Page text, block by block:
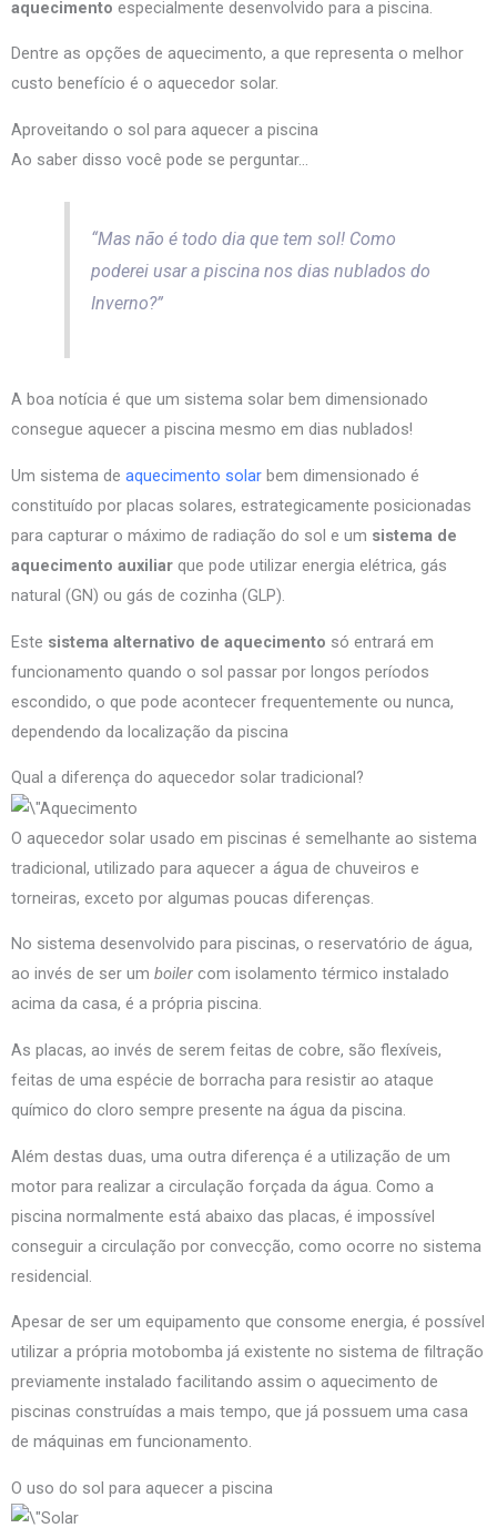
aquecimento especialmente desenvolvido para a piscina.
Dentre as opções de aquecimento, a que representa o melhor
custo benefício é o aquecedor solar.
Aproveitando o sol para aquecer a piscina
Ao saber disso você pode se perguntar…
“Mas não é todo dia que tem sol! Como
poderei usar a piscina nos dias nublados do
Inverno?”
A boa notícia é que um sistema solar bem dimensionado
consegue aquecer a piscina mesmo em dias nublados!
Um sistema de aquecimento solar bem dimensionado é
constituído por placas solares, estrategicamente posicionadas
para capturar o máximo de radiação do sol e um sistema de
aquecimento auxiliar que pode utilizar energia elétrica, gás
natural (GN) ou gás de cozinha (GLP).
Este sistema alternativo de aquecimento só entrará em
funcionamento quando o sol passar por longos períodos
escondido, o que pode acontecer frequentemente ou nunca,
dependendo da localização da piscina
Qual a diferença do aquecedor solar tradicional?
O aquecedor solar usado em piscinas é semelhante ao sistema
tradicional, utilizado para aquecer a água de chuveiros e
torneiras, exceto por algumas poucas diferenças.
No sistema desenvolvido para piscinas, o reservatório de água,
ao invés de ser um boiler com isolamento térmico instalado
acima da casa, é a própria piscina.
As placas, ao invés de serem feitas de cobre, são flexíveis,
feitas de uma espécie de borracha para resistir ao ataque
químico do cloro sempre presente na água da piscina.
Além destas duas, uma outra diferença é a utilização de um
motor para realizar a circulação forçada da água. Como a
piscina normalmente está abaixo das placas, é impossível
conseguir a circulação por convecção, como ocorre no sistema
residencial.
Apesar de ser um equipamento que consome energia, é possível
utilizar a própria motobomba já existente no sistema de filtração
previamente instalado facilitando assim o aquecimento de
piscinas construídas a mais tempo, que já possuem uma casa
de máquinas em funcionamento.
O uso do sol para aquecer a piscina